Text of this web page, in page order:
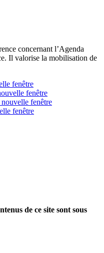
concernant l’Agenda
Il valorise la mobilisation de
fenêtre
fenêtre
fenêtre
fenêtre
de ce site sont sous